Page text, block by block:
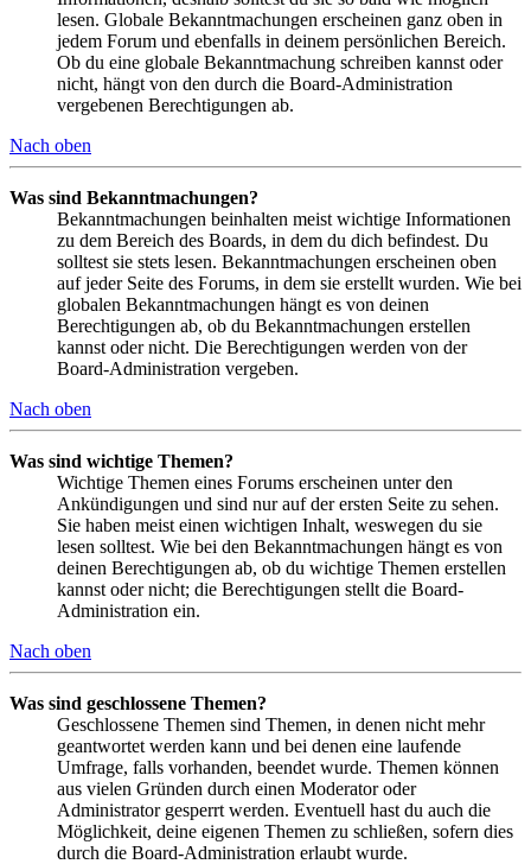
lesen. Globale Bekanntmachungen erscheinen ganz oben in
jedem Forum und ebenfalls in deinem persönlichen Bereich.
Ob du eine globale Bekanntmachung schreiben kannst oder
nicht, hängt von den durch die Board-Administration
vergebenen Berechtigungen ab.
Nach oben
Was sind Bekanntmachungen?
Bekanntmachungen beinhalten meist wichtige Informationen
zu dem Bereich des Boards, in dem du dich befindest. Du
solltest sie stets lesen. Bekanntmachungen erscheinen oben
auf jeder Seite des Forums, in dem sie erstellt wurden. Wie bei
globalen Bekanntmachungen hängt es von deinen
Berechtigungen ab, ob du Bekanntmachungen erstellen
kannst oder nicht. Die Berechtigungen werden von der
Board-Administration vergeben.
Nach oben
Was sind wichtige Themen?
Wichtige Themen eines Forums erscheinen unter den
Ankündigungen und sind nur auf der ersten Seite zu sehen.
Sie haben meist einen wichtigen Inhalt, weswegen du sie
lesen solltest. Wie bei den Bekanntmachungen hängt es von
deinen Berechtigungen ab, ob du wichtige Themen erstellen
kannst oder nicht; die Berechtigungen stellt die Board-
Administration ein.
Nach oben
Was sind geschlossene Themen?
Geschlossene Themen sind Themen, in denen nicht mehr
geantwortet werden kann und bei denen eine laufende
Umfrage, falls vorhanden, beendet wurde. Themen können
aus vielen Gründen durch einen Moderator oder
Administrator gesperrt werden. Eventuell hast du auch die
Möglichkeit, deine eigenen Themen zu schließen, sofern dies
durch die Board-Administration erlaubt wurde.